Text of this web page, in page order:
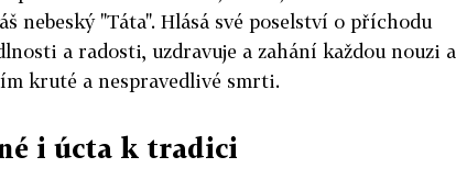
nebeský "Táta". Hlásá své poselství o příchodu
a radosti, uzdravuje a zahání každou nouzi a
kruté a nespravedlivé smrti.
i úcta k tradici